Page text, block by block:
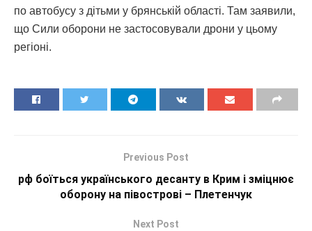
по автобусу з дітьми у брянській області. Там заявили,
що Сили оборони не застосовували дрони у цьому
регіоні.
Previous Post
рф боїться українського десанту в Крим і зміцнює
оборону на півострові – Плетенчук
Next Post